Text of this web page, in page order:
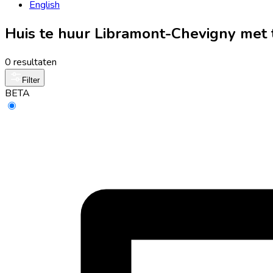
English
Huis te huur Libramont-Chevigny met
0 resultaten
Filter
BETA